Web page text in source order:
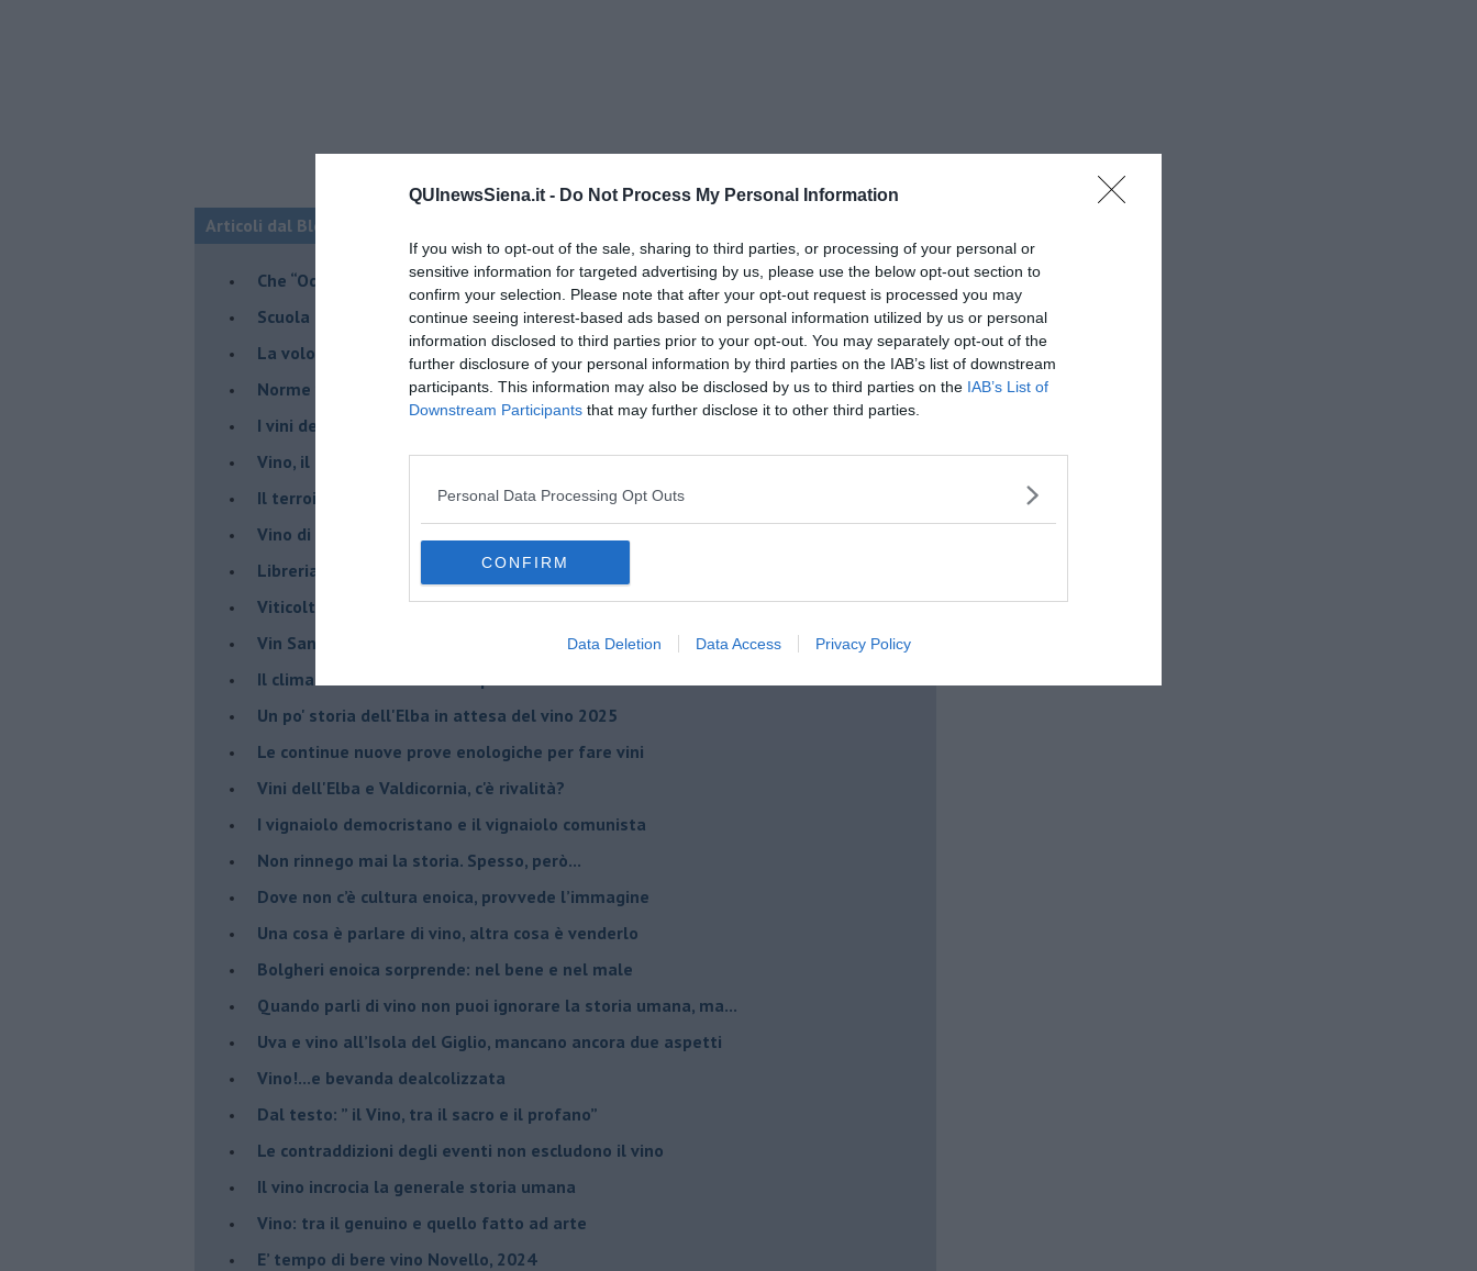
QUInewsSiena.it - Do Not Process My Personal Information
If you wish to opt-out of the sale, sharing to third parties, or processing of your personal or
sensitive information for targeted advertising by us, please use the below opt-out section to
confirm your selection. Please note that after your opt-out request is processed you may
continue seeing interest-based ads based on personal information utilized by us or personal
information disclosed to third parties prior to your opt-out. You may separately opt-out of the
further disclosure of your personal information by third parties on the IAB’s list of downstream
participants. This information may also be disclosed by us to third parties on the IAB’s List of
Downstream Participants that may further disclose it to other third parties.
Personal Data Processing Opt Outs
CONFIRM
Data Deletion Data Access Privacy Policy
Articoli dal Blog “Vignaioli e vini” di Nadio Stronchi
​Che “Odissea sia”
Scuola di vita e creatività
​La volontà di essere “primi”
Norme viticole e enologiche che miglioreranno la qualità
​I vini della Maremma si stanno arricchendo
Vino, il clima ci mette alle “corde”
Il terroir necessario per il vino del futuro
​Vino di uva di Malvasia Istriana: in Maremma usata poco
​Libreria antiquaria e il “vino scritto”
​Viticoltura e vini: il Manzoni che non ti aspetti
​Vin Santo e passito, ma erano chiamati anche vini-liquore
Il clima determina le scelte per la vitivinicoltura
Un po' storia dell'Elba in attesa del vino 2025
Le continue nuove prove enologiche per fare vini
Vini dell'Elba e Valdicornia, c'è rivalità?
​I vignaiolo democristano e il vignaiolo comunista
​Non rinnego mai la storia. Spesso, però...
​Dove non c’è cultura enoica, provvede l’immagine
​Una cosa è parlare di vino, altra cosa è venderlo
Bolgheri enoica sorprende: nel bene e nel male
​Quando parli di vino non puoi ignorare la storia umana, ma...
Uva e vino all’Isola del Giglio, mancano ancora due aspetti
​Vino!...e bevanda dealcolizzata
​Dal testo: ” il Vino, tra il sacro e il profano”
Le contraddizioni degli eventi non escludono il vino
​Il vino incrocia la generale storia umana
Vino: tra il genuino e quello fatto ad arte
E’ tempo di bere vino Novello, 2024